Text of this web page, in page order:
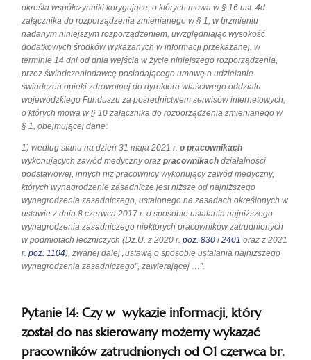
określa współczynniki korygujące, o których mowa w § 16 ust. 4d
załącznika do rozporządzenia zmienianego w § 1, w brzmieniu
nadanym niniejszym rozporządzeniem, uwzględniając wysokość
dodatkowych środków wykazanych w informacji przekazanej, w
terminie 14 dni od dnia wejścia w życie niniejszego rozporządzenia,
przez świadczeniodawcę posiadającego umowę o udzielanie
świadczeń opieki zdrowotnej do dyrektora właściwego oddziału
wojewódzkiego Funduszu za pośrednictwem serwisów internetowych,
o których mowa w § 10 załącznika do rozporządzenia zmienianego w
§ 1, obejmującej dane:
1) według stanu na dzień 31 maja 2021 r.o pracownikach
wykonujących zawód medyczny orazpracownikach działalności
podstawowej, innych niż pracownicy wykonujący zawód medyczny,
których wynagrodzenie zasadnicze jest niższe od najniższego
wynagrodzenia zasadniczego, ustalonego na zasadach określonych w
ustawie z dnia 8 czerwca 2017 r. o sposobie ustalania najniższego
wynagrodzenia zasadniczego niektórych pracowników zatrudnionych
w podmiotach leczniczych (Dz.U. z 2020 r.poz. 830 i2401 oraz z 2021
r.poz. 1104), zwanej dalej „ustawą o sposobie ustalania najniższego
wynagrodzenia zasadniczego”, zawierającej …”.
Pytanie 14: Czy w wykazie informacji, który
został do nas skierowany możemy wykazać
pracowników zatrudnionych od 01 czerwca br.